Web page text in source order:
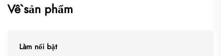
Về sản phẩm
Làm nổi bật